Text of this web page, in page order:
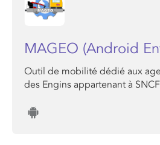
MAGEO (Android
Outil de mobilité dédié aux
des Engins appartenant à SNCF